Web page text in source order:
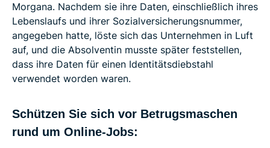
Morgana. Nachdem sie ihre Daten, einschließlich ihres
Lebenslaufs und ihrer Sozialversicherungsnummer,
angegeben hatte, löste sich das Unternehmen in Luft
auf, und die Absolventin musste später feststellen,
dass ihre Daten für einen Identitätsdiebstahl
verwendet worden waren.
Schützen Sie sich vor Betrugsmaschen
rund um Online-Jobs: